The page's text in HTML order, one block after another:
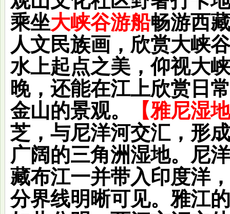
乘坐大峡谷游船畅游西
人文民族画，欣赏大峡谷
水上起点之美，仰视大
晚，还能在江上欣赏日常
金山的景观。
【雅尼湿地
芝，与尼洋河交汇，形成
广阔的三角洲湿地。尼
藏布江一并带入印度洋，
分界线明晰可见。雅江